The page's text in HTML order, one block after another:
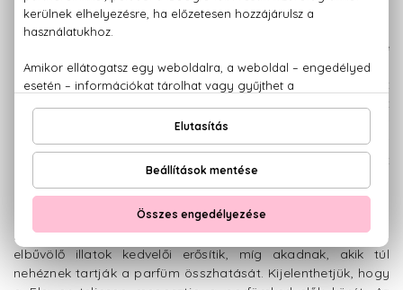
Kenzo leghíresebb
amelynek dísze
ugyan egy szál
pipacs, az illat
összetevői közt
nem szerepel. Az
üvegbe zárt
rózsa nyitja, majd az ibolyával ér véget. Púderességét pedig
a vanília édeskés illata teszi a virágok tökéletes
kiegészítőjévé. A Flower rajongótáborát a tiszta, édes és
elbűvölő illatok kedvelői erősítik, míg akadnak, akik túl
nehéznek tartják a parfüm összhatását. Kijelenthetjük, hogy